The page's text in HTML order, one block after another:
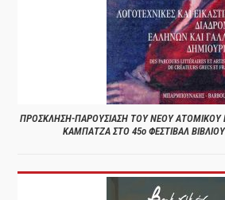
ΠΡΟΣΚΛΗΣΗ-ΠΑΡΟΥΣΙΑΣΗ ΤΟΥ ΝΕΟΥ ΑΤΟΜΙΚΟΥ
ΚΑΜΠΑΤΖΑ ΣΤΟ 45ο ΦΕΣΤΙΒΑΛ